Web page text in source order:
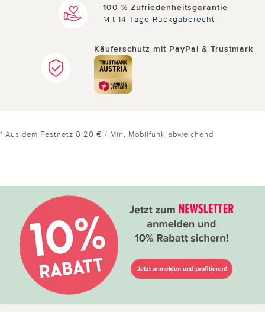
100 % Zufriedenheitsgarantie
Mit 14 Tage Rückgaberecht
Käuferschutz mit PayPal & Trustmark
* Aus dem Festnetz 0,20 € / Min, Mobilfunk abweichend